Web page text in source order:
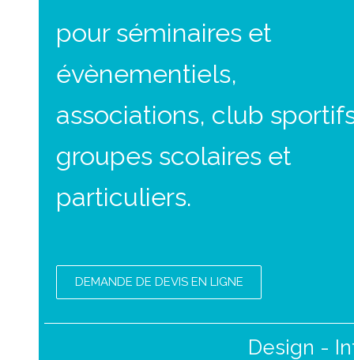
pour séminaires et
évènementiels,
associations, club
groupes scolaires et
particuliers.
DEMANDE DE DEVIS EN LIGNE
Design -